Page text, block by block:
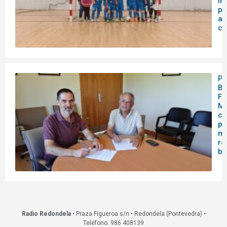
as
Radio Redondela• Praza Figueroa s/n • Redondela (Pontevedra) •
Teléfono: 986 408139